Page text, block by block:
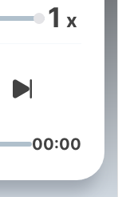
1 x
00:00